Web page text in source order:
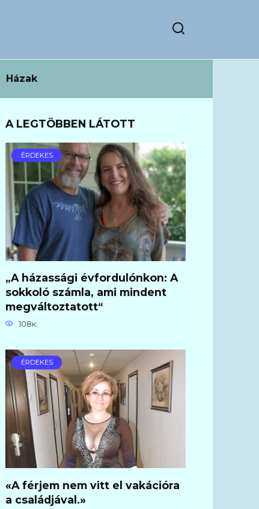
Házak
A LEGTÖBBEN LÁTOTT
ÉRDEKES
„A házassági évfordulónkon: A
sokkoló számla, ami mindent
megváltoztatott“
108к.
ÉRDEKES
«A férjem nem vitt el vakációra
a családjával.»